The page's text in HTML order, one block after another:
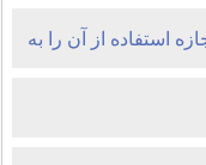
استفاده از آن را به